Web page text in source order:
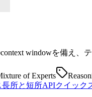
windowを備え
of Experts
長所と短所APIクイック